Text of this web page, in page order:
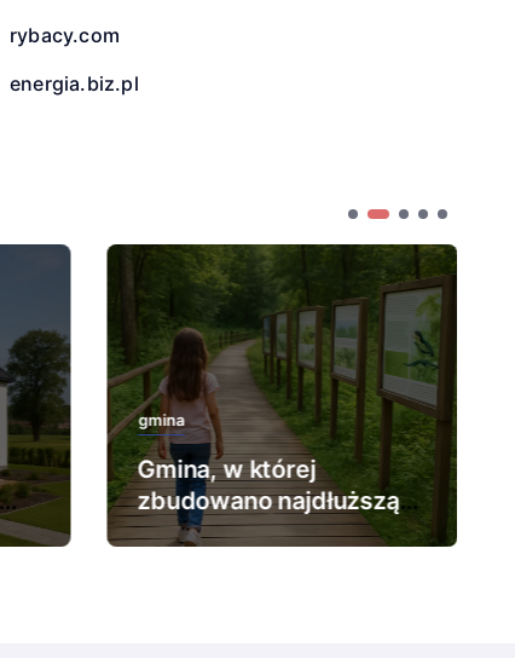
rybacy.com
energia.biz.pl
gmina
Gmina, w której
zbudowano najdłuższą
ścieżkę edukacyjną.